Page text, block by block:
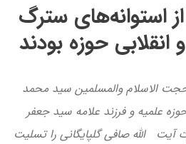
استوانه‌های سترگ
حوزه‌ بودند
الاسلام والمسلمین سید محمد
علمیه و فرزند علامه سید جعفر
الله صافی گلپایگانی را تسلیت